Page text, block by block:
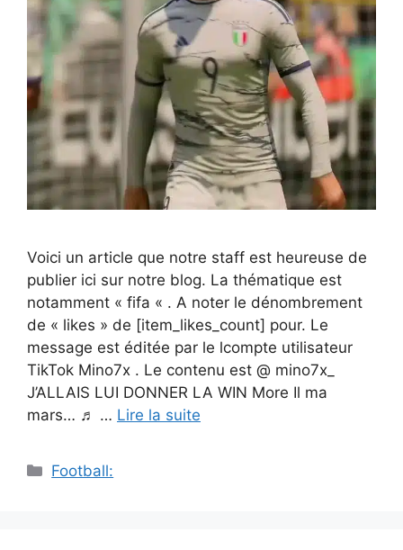
Voici un article que notre staff est heureuse de
publier ici sur notre blog. La thématique est
notamment « fifa « . A noter le dénombrement
de « likes » de [item_likes_count] pour. Le
message est éditée par le lcompte utilisateur
TikTok Mino7x . Le contenu est @ mino7x_
J’ALLAIS LUI DONNER LA WIN More Il ma
mars… ♬ … Lire la suite
Catégories
Football: